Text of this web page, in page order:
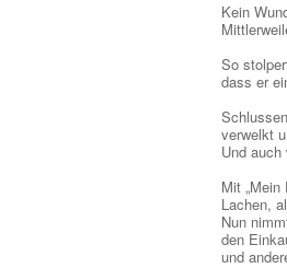
Kein
So
dass er
verwelkt
Und
Mit
Lachen,
Nun
den
und